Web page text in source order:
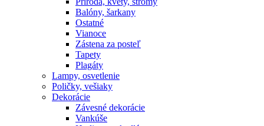
Balóny, šarkany
Ostatné
Vianoce
Zástena za posteľ
Tapety
Plagáty
Lampy, osvetlenie
Poličky, vešiaky
Dekorácie
Závesné dekorácie
Vankúše